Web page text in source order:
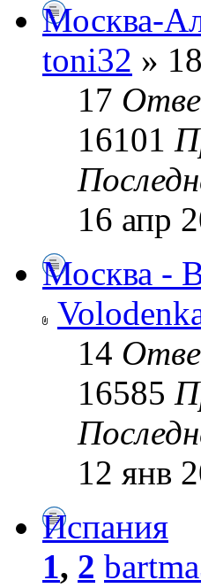
Москва-
toni32 »
17
16101
16 апр
Москва -
14
16585
12 янв
Испания
1, 2